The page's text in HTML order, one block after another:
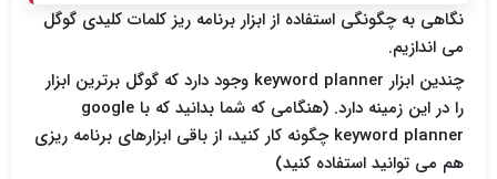
نگاهی به چگونگی استفاده از ابزار برنامه ریز کلمات کلیدی گوگل
می اندازیم.
چندین ابزار keyword planner وجود دارد که گوگل برترین ابزار
را در این زمینه دارد. (هنگامی که شما بدانید که با google
keyword planner چگونه کار کنید، از باقی ابزارهای برنامه ریزی
هم می توانید استفاده کنید)